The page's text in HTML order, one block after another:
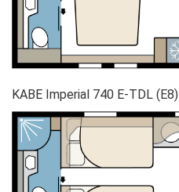
KABE Imperial 740 E-TDL (E8)